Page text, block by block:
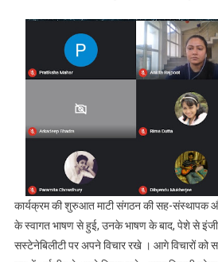
कार्यक्रम की शुरुआत माटी संगठन की सह-संस्थापक
के स्वागत भाषण से हुई, उनके भाषण के बाद, पेशे से
सस्टेनेबिलीटी पर अपने विचार रखे । आगे विचारों को